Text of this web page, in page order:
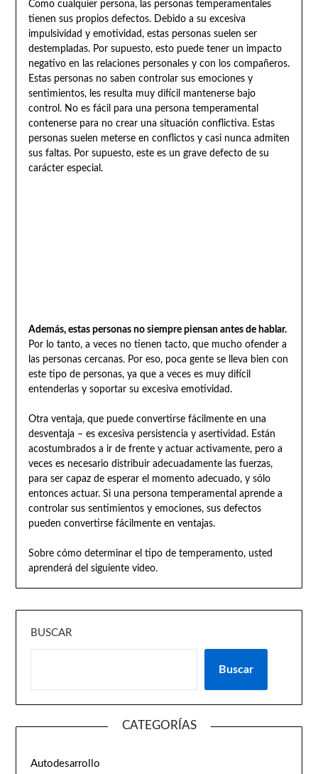
Como cualquier persona, las personas temperamentales
tienen sus propios defectos. Debido a su excesiva
impulsividad y emotividad, estas personas suelen ser
destempladas. Por supuesto, esto puede tener un impacto
negativo en las relaciones personales y con los compañeros.
Estas personas no saben controlar sus emociones y
sentimientos, les resulta muy difícil mantenerse bajo
control. No es fácil para una persona temperamental
contenerse para no crear una situación conflictiva. Estas
personas suelen meterse en conflictos y casi nunca admiten
sus faltas. Por supuesto, este es un grave defecto de su
carácter especial.
Además, estas personas no siempre piensan antes de hablar.
Por lo tanto, a veces no tienen tacto, que mucho ofender a
las personas cercanas. Por eso, poca gente se lleva bien con
este tipo de personas, ya que a veces es muy difícil
entenderlas y soportar su excesiva emotividad.
Otra ventaja, que puede convertirse fácilmente en una
desventaja – es excesiva persistencia y asertividad. Están
acostumbrados a ir de frente y actuar activamente, pero a
veces es necesario distribuir adecuadamente las fuerzas,
para ser capaz de esperar el momento adecuado, y sólo
entonces actuar. Si una persona temperamental aprende a
controlar sus sentimientos y emociones, sus defectos
pueden convertirse fácilmente en ventajas.
Sobre cómo determinar el tipo de temperamento, usted
aprenderá del siguiente video.
BUSCAR
Buscar
CATEGORÍAS
Autodesarrollo